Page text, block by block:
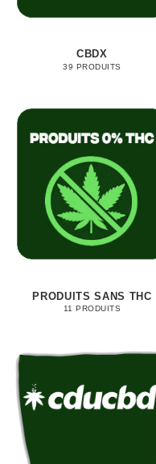
CBDX
39 PRODUITS
PRODUITS SANS THC
11 PRODUITS